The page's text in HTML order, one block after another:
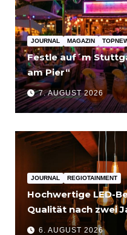
JOURNAL MAGAZIN
Festle auf´m
am Pier“
7. AUGUST 2026
JOURNAL REGIOTAINMENT
Hochwertige LED-
Qualität nach zwei
6. AUGUST 2026